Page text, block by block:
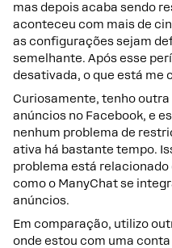
mas depois acaba sendo
aconteceu com mais de
as configurações sejam
semelhante. Após esse
desativada, o que está me
Curiosamente, tenho
anúncios no Facebook, e
nenhum problema de
ativa há bastante tempo.
problema está
como o ManyChat se
anúncios.
Em comparação, utilizo
onde estou com uma